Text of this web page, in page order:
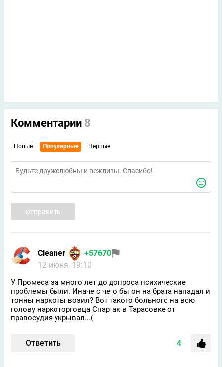
Комментарии 8
Новые Популярные Первые
Отправить
Cleaner
+57670
12 июня, 19:10
У Промеса за много лет до допроса психические
проблемы были. Иначе с чего бы он на брата нападал и
тонны наркоты возил? Вот такого больного на всю
голову наркоторговца Спартак в Тарасовке от
правосудия укрывал...(
Ответить 4